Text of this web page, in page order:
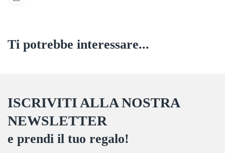
Ti potrebbe interessare...
ISCRIVITI ALLA NOSTRA
NEWSLETTER
e prendi il tuo regalo!